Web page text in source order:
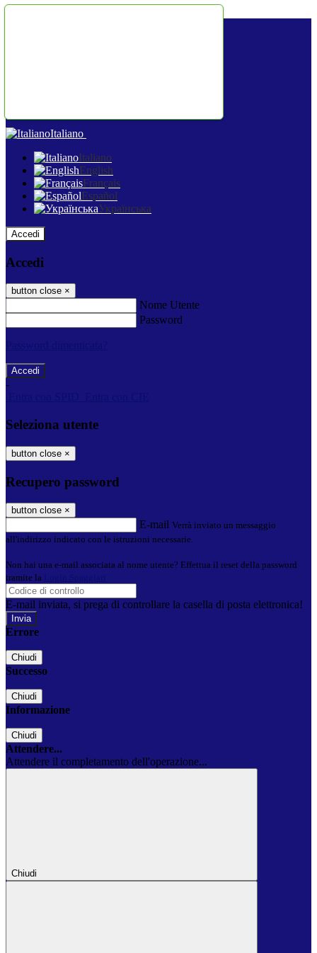
Italiano
Italiano
English
Français
Español
Українська
Accedi
Accedi
button close ×
Nome Utente
Password
-
Seleziona utente
button close ×
Recupero password
button close ×
E-mail Verrà inviato un messaggio
all'indirizzo indicato con le istruzioni necessarie.
Non hai una e-mail associata al nome utente? Effettua il reset della password
tramite la
E-mail inviata, si prega di controllare la casella di posta elettronica!
Errore
Chiudi
Successo
Chiudi
Informazione
Chiudi
Attendere...
Attendere il completamento dell'operazione...
Chiudi